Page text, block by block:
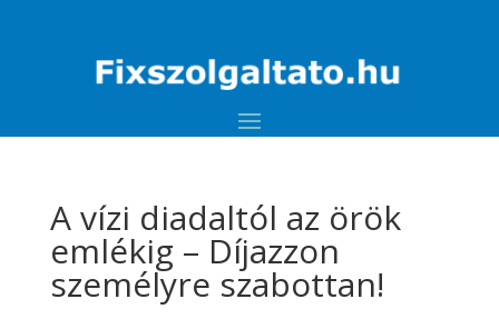
A vízi diadaltól az örök
emlékig – Díjazzon
személyre szabottan!